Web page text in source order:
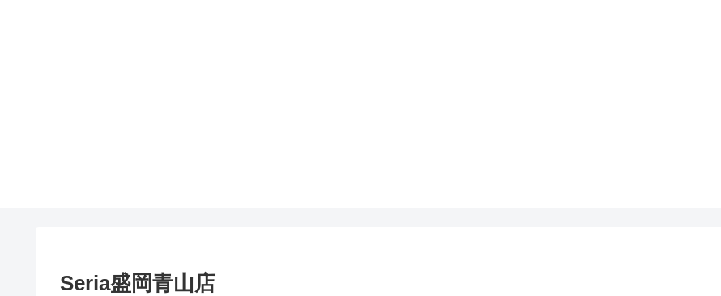
Seria盛岡青山店